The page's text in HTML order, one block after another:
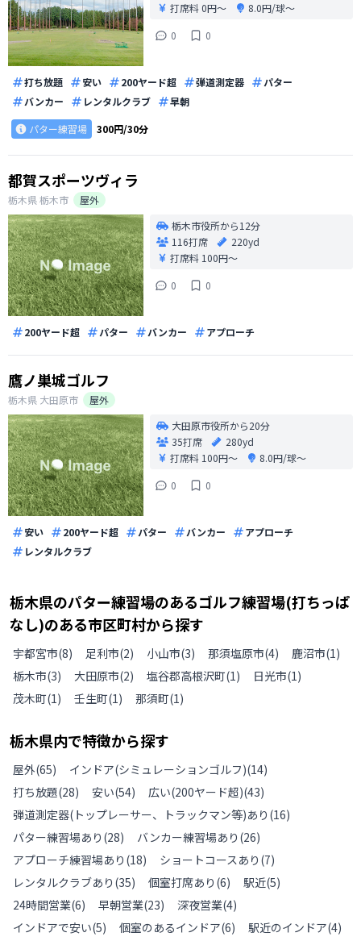
打席料0円〜
8.0円/球〜
0
0
打ち放題 安い 200ヤード超 弾道測定器
パター
バンカー
レンタルクラブ
早朝
パター練習場
300円/30分
都賀スポーツヴィラ
栃木県栃木市
屋外
栃木市役所から12分
116打席
220yd
打席料 100円〜
0
0
200ヤード超 パター バンカー アプローチ
鷹ノ巣城ゴルフ
栃木県 大田原市
屋外
大田原市役所から20分
35打席
280yd
打席料 100円〜
8.0円/球〜
0
0
安い 200ヤード超 パター バンカー
アプローチ
レンタルクラブ
栃木県のパター練習場のあるゴルフ練習場(打ちっぱ
なし)のある市区町村から探す
宇都宮市(8) 足利市(2) 小山市(3) 那須塩原市(4) 鹿沼市(1)
栃木市(3) 大田原市(2) 塩谷郡高根沢町(1) 日光市(1)
茂木町(1) 壬生町(1) 那須町(1)
栃木県内で特徴から探す
屋外(65) インドア(シミュレーションゴルフ)(14)
打ち放題(28) 安い(54) 広い(200ヤード超)(43)
弾道測定器(トップレーサー、トラックマン等)あり (16)
パター練習場あり (28) バンカー練習場あり (26)
アプローチ練習場あり (18) ショートコースあり (7)
レンタルクラブあり (35) 個室打席あり (6) 駅近(5)
24時間営業(6) 早朝営業(23) 深夜営業(4)
インドアで安い(5) 個室のあるインドア(6) 駅近のインドア(4)